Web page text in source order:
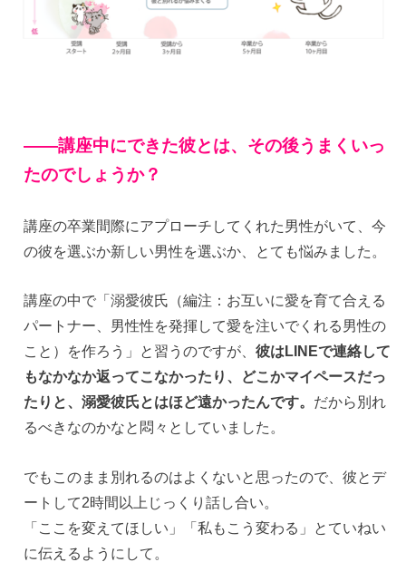
——講座中にできた彼とは、その後うまくいっ
たのでしょうか？
講座の卒業間際にアプローチしてくれた男性がいて、今
の彼を選ぶか新しい男性を選ぶか、とても悩みました。
講座の中で「溺愛彼氏（編注：お互いに愛を育て合える
パートナー、男性性を発揮して愛を注いでくれる男性の
こと）を作ろう」と習うのですが、彼はLINEで連絡して
もなかなか返ってこなかったり、どこかマイペースだっ
たりと、溺愛彼氏とはほど遠かったんです。 だから別れ
るべきなのかなと悶々としていました。
でもこのまま別れるのはよくないと思ったので、彼とデ
ートして2時間以上じっくり話し合い。
「ここを変えてほしい」「私もこう変わる」とていねい
に伝えるようにして。